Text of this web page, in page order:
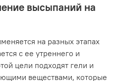
высыпаний на
на разных этапах
с ее утреннего и
цели подходят гели и
веществами, которые